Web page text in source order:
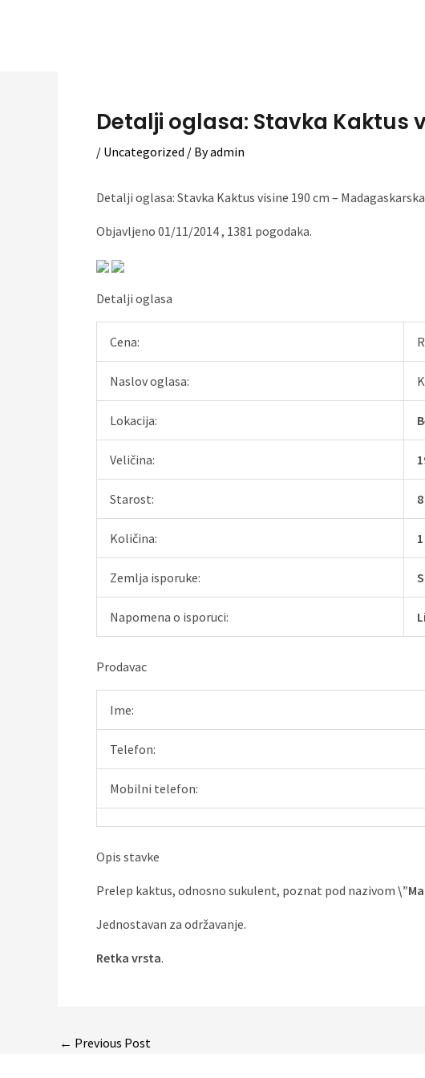
Detalji oglasa: Stavka Kaktus
/ Uncategorized / Byadmin
Detalji oglasa: Stavka Kaktus visine 190 cm –
Objavljeno 01/11/2014 , 1381 pogodaka.
Detalji oglasa
Cena:
Naslov oglasa:
Lokacija:
Veličina:
Starost:
Količina: 1
Zemlja isporuke:
Napomena o isporuci:
Prodavac
Ime:
Telefon:
Mobilni telefon:
Opis stavke
Prelep kaktus, odnosno sukulent, poznat pod nazivom
Jednostavan za održavanje.
Retka vrsta.
Post
← Previous Post